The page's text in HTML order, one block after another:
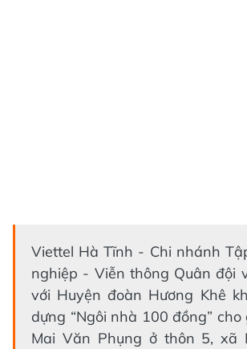
Viettel Hà Tĩnh - Chi nhánh
nghiệp - Viễn thông Quân đội
với Huyện đoàn Hương Khê
dựng “Ngôi nhà 100 đồng”
Mai Văn Phụng ở thôn 5, xã